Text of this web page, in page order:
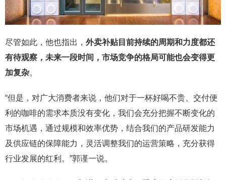
尽管如此，他也指出， 外卖补贴目前持续的周期和力度都还
有待观察，未来一段时间，市场竞争的格局可能也会变得更
加复杂。
“但是，对广大消费者来说，他们对于一杯好喝不贵、交付便
利的咖啡的需求本质没有变化，我们会充分把握不断变化的
市场机遇，通过规模和效率优势，结合我们的产品研发能力
及供应链的保障能力，灵活调整我们的运营策略，充分获得
行业发展的红利。”郭谨一说。